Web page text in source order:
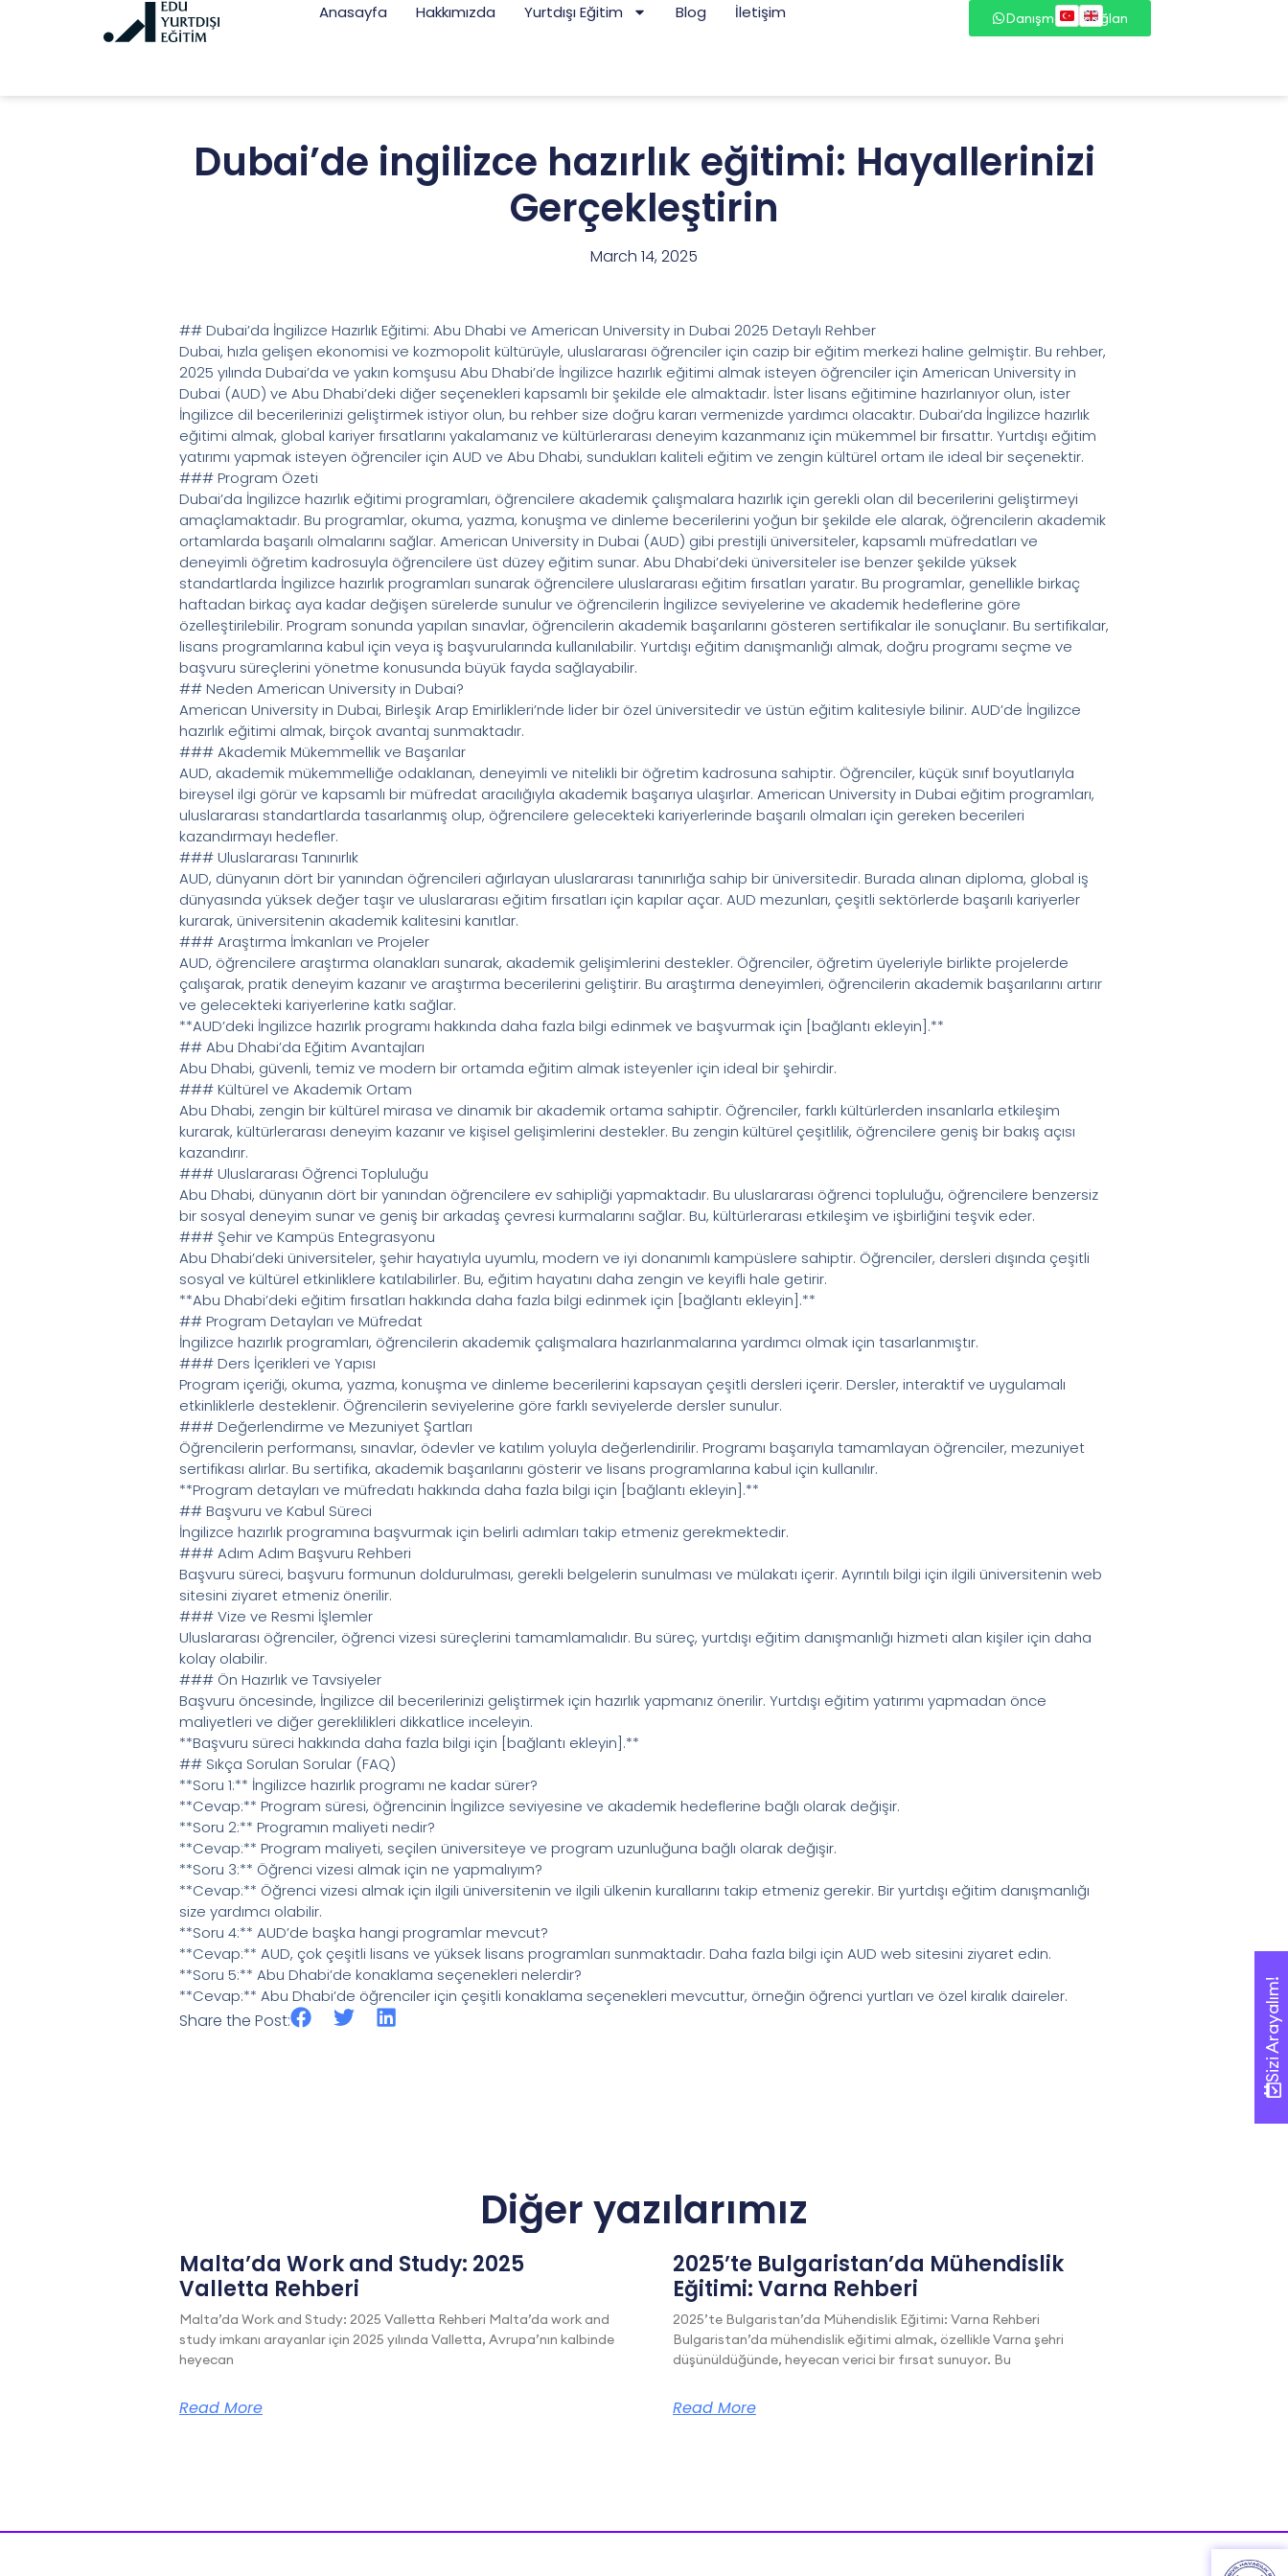
Anasayfa Hakkımızda Yurtdışı Eğitim Blog İletişim Danışmana Bağlan
Dubai’de ingilizce hazırlık eğitimi: Hayallerinizi
Gerçekleştirin
March 14, 2025
## Dubai’da İngilizce Hazırlık Eğitimi: Abu Dhabi ve American University in Dubai 2025 Detaylı Rehber
Dubai, hızla gelişen ekonomisi ve kozmopolit kültürüyle, uluslararası öğrenciler için cazip bir eğitim merkezi haline gelmiştir. Bu rehber,
2025 yılında Dubai’da ve yakın komşusu Abu Dhabi’de İngilizce hazırlık eğitimi almak isteyen öğrenciler için American University in
Dubai (AUD) ve Abu Dhabi’deki diğer seçenekleri kapsamlı bir şekilde ele almaktadır. İster lisans eğitimine hazırlanıyor olun, ister
İngilizce dil becerilerinizi geliştirmek istiyor olun, bu rehber size doğru kararı vermenizde yardımcı olacaktır. Dubai’da İngilizce hazırlık
eğitimi almak, global kariyer fırsatlarını yakalamanız ve kültürlerarası deneyim kazanmanız için mükemmel bir fırsattır. Yurtdışı eğitim
yatırımı yapmak isteyen öğrenciler için AUD ve Abu Dhabi, sundukları kaliteli eğitim ve zengin kültürel ortam ile ideal bir seçenektir.
### Program Özeti
Dubai’da İngilizce hazırlık eğitimi programları, öğrencilere akademik çalışmalara hazırlık için gerekli olan dil becerilerini geliştirmeyi
amaçlamaktadır. Bu programlar, okuma, yazma, konuşma ve dinleme becerilerini yoğun bir şekilde ele alarak, öğrencilerin akademik
ortamlarda başarılı olmalarını sağlar. American University in Dubai (AUD) gibi prestijli üniversiteler, kapsamlı müfredatları ve
deneyimli öğretim kadrosuyla öğrencilere üst düzey eğitim sunar. Abu Dhabi’deki üniversiteler ise benzer şekilde yüksek
standartlarda İngilizce hazırlık programları sunarak öğrencilere uluslararası eğitim fırsatları yaratır. Bu programlar, genellikle birkaç
haftadan birkaç aya kadar değişen sürelerde sunulur ve öğrencilerin İngilizce seviyelerine ve akademik hedeflerine göre
özelleştirilebilir. Program sonunda yapılan sınavlar, öğrencilerin akademik başarılarını gösteren sertifikalar ile sonuçlanır. Bu sertifikalar,
lisans programlarına kabul için veya iş başvurularında kullanılabilir. Yurtdışı eğitim danışmanlığı almak, doğru programı seçme ve
başvuru süreçlerini yönetme konusunda büyük fayda sağlayabilir.
## Neden American University in Dubai?
American University in Dubai, Birleşik Arap Emirlikleri’nde lider bir özel üniversitedir ve üstün eğitim kalitesiyle bilinir. AUD’de İngilizce
hazırlık eğitimi almak, birçok avantaj sunmaktadır.
### Akademik Mükemmellik ve Başarılar
AUD, akademik mükemmelliğe odaklanan, deneyimli ve nitelikli bir öğretim kadrosuna sahiptir. Öğrenciler, küçük sınıf boyutlarıyla
bireysel ilgi görür ve kapsamlı bir müfredat aracılığıyla akademik başarıya ulaşırlar. American University in Dubai eğitim programları,
uluslararası standartlarda tasarlanmış olup, öğrencilere gelecekteki kariyerlerinde başarılı olmaları için gereken becerileri
kazandırmayı hedefler.
### Uluslararası Tanınırlık
AUD, dünyanın dört bir yanından öğrencileri ağırlayan uluslararası tanınırlığa sahip bir üniversitedir. Burada alınan diploma, global iş
dünyasında yüksek değer taşır ve uluslararası eğitim fırsatları için kapılar açar. AUD mezunları, çeşitli sektörlerde başarılı kariyerler
kurarak, üniversitenin akademik kalitesini kanıtlar.
### Araştırma İmkanları ve Projeler
AUD, öğrencilere araştırma olanakları sunarak, akademik gelişimlerini destekler. Öğrenciler, öğretim üyeleriyle birlikte projelerde
çalışarak, pratik deneyim kazanır ve araştırma becerilerini geliştirir. Bu araştırma deneyimleri, öğrencilerin akademik başarılarını artırır
ve gelecekteki kariyerlerine katkı sağlar.
**AUD’deki İngilizce hazırlık programı hakkında daha fazla bilgi edinmek ve başvurmak için [bağlantı ekleyin].**
## Abu Dhabi’da Eğitim Avantajları
Abu Dhabi, güvenli, temiz ve modern bir ortamda eğitim almak isteyenler için ideal bir şehirdir.
### Kültürel ve Akademik Ortam
Abu Dhabi, zengin bir kültürel mirasa ve dinamik bir akademik ortama sahiptir. Öğrenciler, farklı kültürlerden insanlarla etkileşim
kurarak, kültürlerarası deneyim kazanır ve kişisel gelişimlerini destekler. Bu zengin kültürel çeşitlilik, öğrencilere geniş bir bakış açısı
kazandırır.
### Uluslararası Öğrenci Topluluğu
Abu Dhabi, dünyanın dört bir yanından öğrencilere ev sahipliği yapmaktadır. Bu uluslararası öğrenci topluluğu, öğrencilere benzersiz
bir sosyal deneyim sunar ve geniş bir arkadaş çevresi kurmalarını sağlar. Bu, kültürlerarası etkileşim ve işbirliğini teşvik eder.
### Şehir ve Kampüs Entegrasyonu
Abu Dhabi’deki üniversiteler, şehir hayatıyla uyumlu, modern ve iyi donanımlı kampüslere sahiptir. Öğrenciler, dersleri dışında çeşitli
sosyal ve kültürel etkinliklere katılabilirler. Bu, eğitim hayatını daha zengin ve keyifli hale getirir.
**Abu Dhabi’deki eğitim fırsatları hakkında daha fazla bilgi edinmek için [bağlantı ekleyin].**
## Program Detayları ve Müfredat
İngilizce hazırlık programları, öğrencilerin akademik çalışmalara hazırlanmalarına yardımcı olmak için tasarlanmıştır.
### Ders İçerikleri ve Yapısı
Program içeriği, okuma, yazma, konuşma ve dinleme becerilerini kapsayan çeşitli dersleri içerir. Dersler, interaktif ve uygulamalı
etkinliklerle desteklenir. Öğrencilerin seviyelerine göre farklı seviyelerde dersler sunulur.
### Değerlendirme ve Mezuniyet Şartları
Öğrencilerin performansı, sınavlar, ödevler ve katılım yoluyla değerlendirilir. Programı başarıyla tamamlayan öğrenciler, mezuniyet
sertifikası alırlar. Bu sertifika, akademik başarılarını gösterir ve lisans programlarına kabul için kullanılır.
**Program detayları ve müfredatı hakkında daha fazla bilgi için [bağlantı ekleyin].**
## Başvuru ve Kabul Süreci
İngilizce hazırlık programına başvurmak için belirli adımları takip etmeniz gerekmektedir.
### Adım Adım Başvuru Rehberi
Başvuru süreci, başvuru formunun doldurulması, gerekli belgelerin sunulması ve mülakatı içerir. Ayrıntılı bilgi için ilgili üniversitenin web
sitesini ziyaret etmeniz önerilir.
### Vize ve Resmi İşlemler
Uluslararası öğrenciler, öğrenci vizesi süreçlerini tamamlamalıdır. Bu süreç, yurtdışı eğitim danışmanlığı hizmeti alan kişiler için daha
kolay olabilir.
### Ön Hazırlık ve Tavsiyeler
Başvuru öncesinde, İngilizce dil becerilerinizi geliştirmek için hazırlık yapmanız önerilir. Yurtdışı eğitim yatırımı yapmadan önce
maliyetleri ve diğer gereklilikleri dikkatlice inceleyin.
**Başvuru süreci hakkında daha fazla bilgi için [bağlantı ekleyin].**
## Sıkça Sorulan Sorular (FAQ)
**Soru 1:** İngilizce hazırlık programı ne kadar sürer?
**Cevap:** Program süresi, öğrencinin İngilizce seviyesine ve akademik hedeflerine bağlı olarak değişir.
**Soru 2:** Programın maliyeti nedir?
**Cevap:** Program maliyeti, seçilen üniversiteye ve program uzunluğuna bağlı olarak değişir.
**Soru 3:** Öğrenci vizesi almak için ne yapmalıyım?
**Cevap:** Öğrenci vizesi almak için ilgili üniversitenin ve ilgili ülkenin kurallarını takip etmeniz gerekir. Bir yurtdışı eğitim danışmanlığı
size yardımcı olabilir.
**Soru 4:** AUD’de başka hangi programlar mevcut?
**Cevap:** AUD, çok çeşitli lisans ve yüksek lisans programları sunmaktadır. Daha fazla bilgi için AUD web sitesini ziyaret edin.
**Soru 5:** Abu Dhabi’de konaklama seçenekleri nelerdir?
**Cevap:** Abu Dhabi’de öğrenciler için çeşitli konaklama seçenekleri mevcuttur, örneğin öğrenci yurtları ve özel kiralık daireler.
Share the Post:
Diğer yazılarımız
Malta’da Work and Study: 2025
Valletta Rehberi
Malta’da Work and Study: 2025 Valletta Rehberi Malta’da work and
study imkanı arayanlar için 2025 yılında Valletta, Avrupa’nın kalbinde
heyecan
Read More
2025’te Bulgaristan’da Mühendislik
Eğitimi: Varna Rehberi
2025’te Bulgaristan’da Mühendislik Eğitimi: Varna Rehberi
Bulgaristan’da mühendislik eğitimi almak, özellikle Varna şehri
düşünüldüğünde, heyecan verici bir fırsat sunuyor. Bu
Read More
Sizi Arayalım!
Sizi Arayalım!